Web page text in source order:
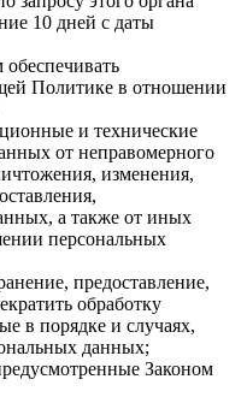
10 дней с даты
Политике в отношении
и технические
от неправомерного
изменения,
а также от иных
персональных
предоставление,
обработку
в порядке и случаях,
данных;
Законом